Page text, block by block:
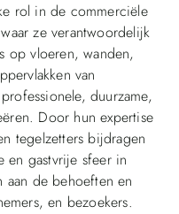
rol in de commerciële
ze verantwoordelijk
op vloeren, wanden,
van
duurzame,
Door hun expertise
tegelzetters bijdragen
en gastvrije sfeer in
de behoeften en
en bezoekers.